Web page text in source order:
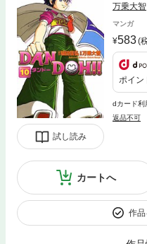
試し読み
万乗大智
マンガ
583(
ポイン
dカード利
返品不可
カートへ
作